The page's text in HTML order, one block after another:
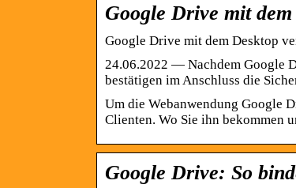
Google Drive mit
Google Drive mit dem Desktop
24.06.2022 — Nachdem Google
bestätigen im Anschluss die
Um die Webanwendung Google
Clienten. Wo Sie ihn bekommen
Google Drive: So